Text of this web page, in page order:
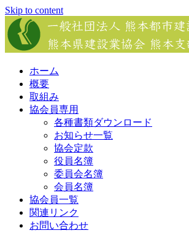
Skip to content
ホーム
概要
取組み
協会員専用
各種書類ダウンロード
お知らせ一覧
協会定款
役員名簿
委員会名簿
会員名簿
協会員一覧
関連リンク
お問い合わせ